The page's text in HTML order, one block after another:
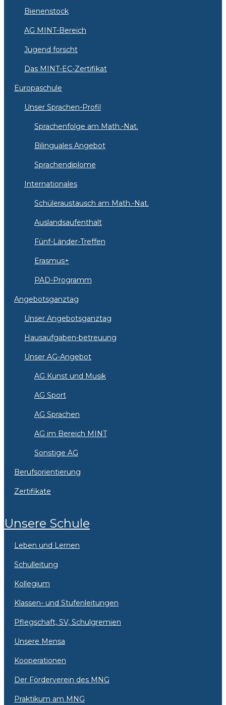
Bienenstock
AG MINT-Bereich
Jugend forscht
Das MINT-EC-Zertifikat
Europaschule
Unser Sprachen-Profil
Sprachenfolge am Math.-Nat.
Bilinguales Angebot
Sprachendiplome
Internationales
Schüleraustausch am Math.-Nat.
Auslandsaufenthalt
Fünf-Länder-Treffen
Erasmus+
PAD-Programm
Angebotsganztag
Unser Angebotsganztag
Hausaufgaben-betreuung
Unser AG-Angebot
AG Kunst und Musik
AG Sport
AG Sprachen
AG im Bereich MINT
Sonstige AG
Berufsorientierung
Zertifikate
Unsere Schule
Leben und Lernen
Schulleitung
Kollegium
Klassen- und Stufenleitungen
Pflegschaft, SV, Schulgremien
Unsere Mensa
Kooperationen
Der Förderverein des MNG
Praktikum am MNG